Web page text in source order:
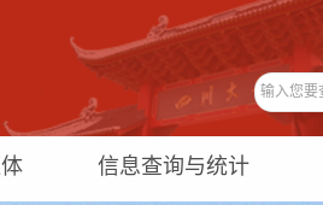
信息查询与统计